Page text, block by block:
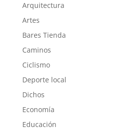
Arquitectura
Artes
Bares Tienda
Caminos
Ciclismo
Deporte local
Dichos
Economía
Educación